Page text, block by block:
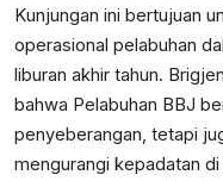
Kunjungan ini bertujuan
operasional pelabuhan
liburan akhir tahun.
bahwa Pelabuhan BBJ
penyeberangan, tetapi
mengurangi kepadatan